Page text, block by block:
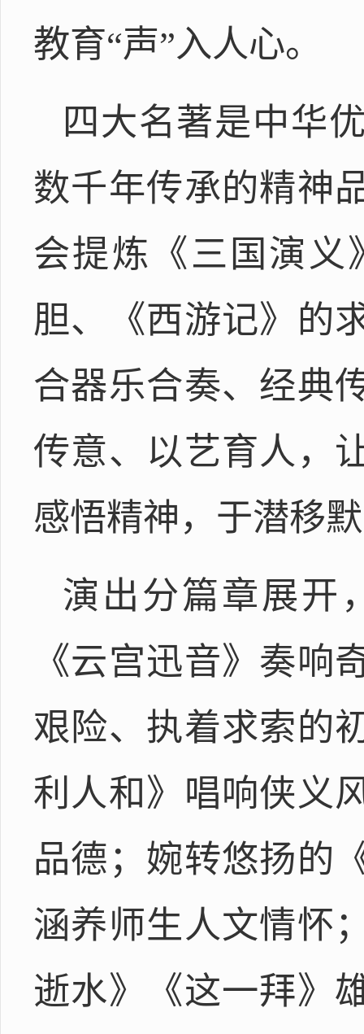
教育“声”入人心。
四大名著是中华
数千年传承的精神
会提炼《三国演义
胆、《西游记》的
合器乐合奏、经典
传意、以艺育人，
感悟精神，于潜移
演出分篇章展开
《云宫迅音》奏响
艰险、执着求索的
利人和》唱响侠义
品德；婉转悠扬的
涵养师生人文情怀
逝水》《这一拜》